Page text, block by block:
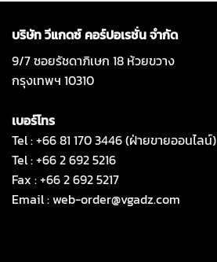
บริษัท วีแกดซ์ คอร์ปอเรชั่น จำกัด
9/7 ซอยรัชดาภิเษก 18 ห้วยขวาง
กรุงเทพฯ 10310
เบอร์โทร
Tel : +66 81 170 3446 (ฝ่ายขายออนไลน์)
Tel : +66 2 692 5216
Fax : +66 2 692 5217
Email :web-order@vgadz.com